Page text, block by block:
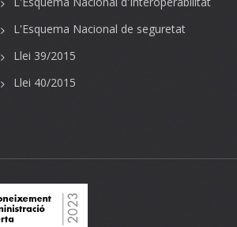
L'Esquema Nacional de seguretat
Llei 39/2015
Llei 40/2015